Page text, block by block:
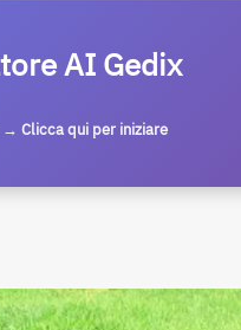
AI Gedix
Clicca qui per iniziare